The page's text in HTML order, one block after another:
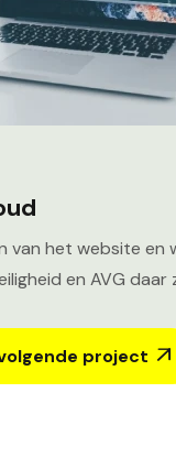
van het website en
en AVG daar
project 